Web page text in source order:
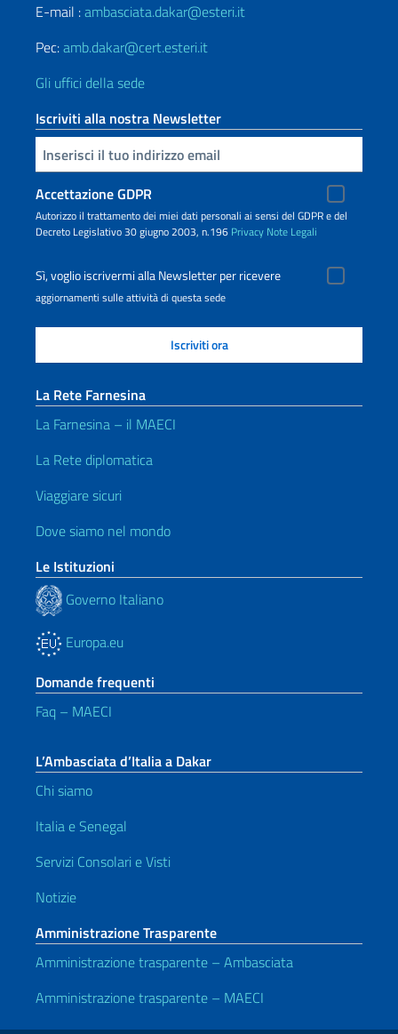
E-mail :ambasciata.dakar@esteri.it
Pec:amb.dakar@cert.esteri.it
Gli uffici della sede
Iscriviti alla nostra Newsletter
Inserisci la tua email
Accettazione GDPR
Autorizzo il trattamento dei miei dati personali ai sensi del GDPR e del
Decreto Legislativo 30 giugno 2003, n.196 Privacy Note Legali
Sì, voglio iscrivermi alla Newsletter per ricevere
aggiornamenti sulle attività di questa sede
La Rete Farnesina
La Farnesina – il MAECI
La Rete diplomatica
Viaggiare sicuri
Dove siamo nel mondo
Le Istituzioni
Governo Italiano
Europa.eu
Domande frequenti
Faq – MAECI
L’Ambasciata d’Italia a Dakar
Chi siamo
Italia e Senegal
Servizi Consolari e Visti
Notizie
Amministrazione Trasparente
Amministrazione trasparente – Ambasciata
Amministrazione trasparente – MAECI